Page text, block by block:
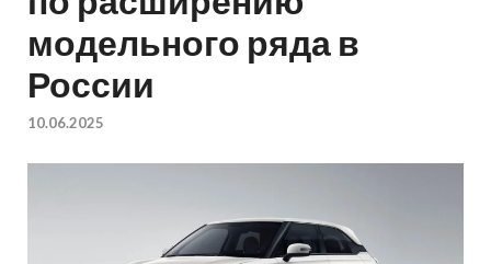
модельного ряда в
России
10.06.2025